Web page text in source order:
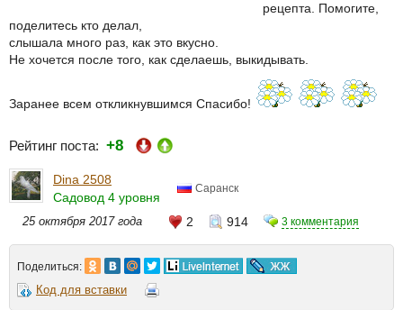
рецепта. Помогите,
поделитесь кто делал,
слышала много раз, как это вкусно.
Не хочется после того, как сделаешь, выкидывать.
Заранее всем откликнувшимся Спасибо!
Рейтинг поста: +8
Dina 2508
Садовод 4 уровня
Саранск
25 октября 2017 года 2 914 3 комментария
Поделиться:
Код для вставки